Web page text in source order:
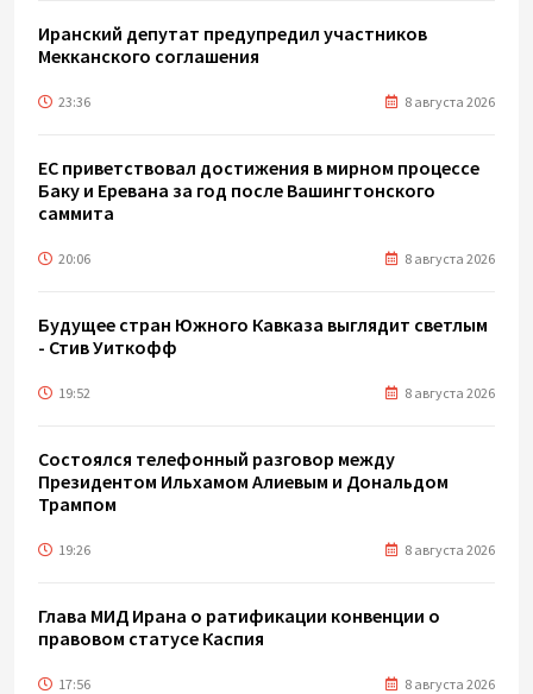
Иранский депутат предупредил участников
Мекканского соглашения
23:36 8 августа 2026
ЕС приветствовал достижения в мирном процессе
Баку и Еревана за год после Вашингтонского
саммита
20:06 8 августа 2026
Будущее стран Южного Кавказа выглядит светлым
- Стив Уиткофф
19:52 8 августа 2026
Состоялся телефонный разговор между
Президентом Ильхамом Алиевым и Дональдом
Трампом
19:26 8 августа 2026
Глава МИД Ирана о ратификации конвенции о
правовом статусе Каспия
17:56 8 августа 2026